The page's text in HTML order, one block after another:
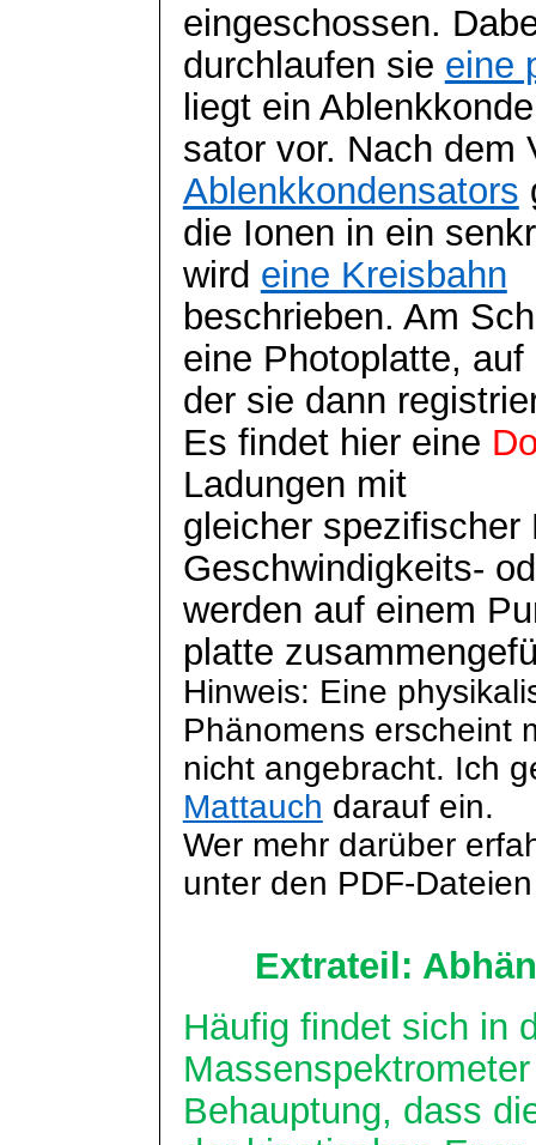
eingeschossen.
durchlaufen sie eine
liegt ein
satorvor. Nach dem
Ablenkkondensators
die Ionen in ein
wird eine Kreisbahn
beschrieben. Am
eine Photoplatte, auf
der sie dann
Es findet hier eine
Ladungen mit
gleicher spezifischer
Geschwindigkeits-
werden auf einem
platte
Hinweis: Eine
Phänomens erscheint
nicht angebracht. Ich
Mattauch darauf ein.
Wer mehr darüber
unter den PDF-
Extrateil:
Häufig findet sich in
Behauptung, dass